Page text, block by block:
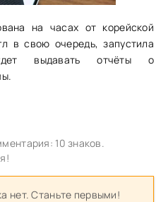
на часах от корейской
в свою очередь, запустила
выдавать отчёты о
10 знаков.
нет. Станьте первыми!